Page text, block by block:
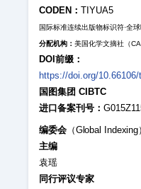
CODEN： TIYUA5
国际标准连续出版物标识符·全
分配机构： 美国化学文摘社（
DOI前缀：
https://doi.org/
国图集团 CIBTC
进口备案刊号：
编委会（Global Indexing
主编
袁瑶
同行评议专家